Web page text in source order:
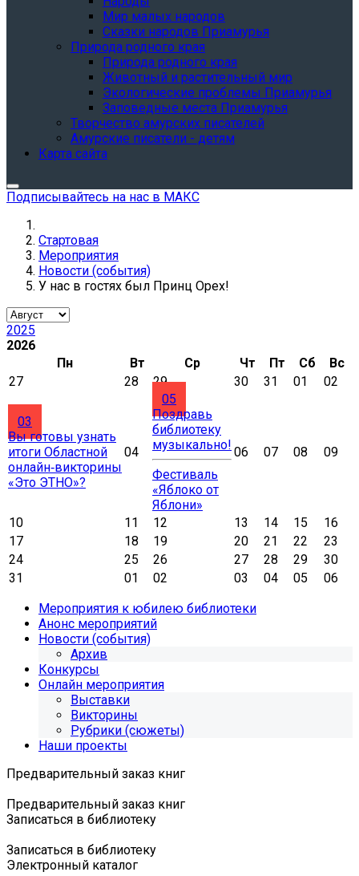
Мир малых народов
Сказки народов Приамурья
Природа родного края
Природа родного края
Животный и растительный мир
Экологические проблемы Приамурья
Заповедные места Приамурья
Творчество амурских писателей
Амурские писатели - детям
Карта сайта
Подписывайтесь на нас в МАКС
Стартовая
Мероприятия
Новости (события)
У нас в гостях был Принц Орех!
2025
2026
Пн
Вт Ср Чт Пт Сб
Вс
27
28 29 30 31 01 02
03
Вы готовы узнать
итоги Областной
онлайн‑викторины
«Это ЭТНО»?
04
05
Поздравь
библиотеку
музыкально!
Фестиваль
«Яблоко от
Яблони»
06 07 08 09
10 11 12 13 14 15
16
17
18 19 20 21 22
23
24
25 26 27 28 29
30
31
01 02 03 04 05
06
Мероприятия к юбилею библиотеки
Анонс мероприятий
Новости (события)
Архив
Конкурсы
Онлайн мероприятия
Выставки
Викторины
Рубрики (сюжеты)
Наши проекты
Предварительный заказ книг
Предварительный заказ книг
Записаться в библиотеку
Записаться в библиотеку
Электронный каталог